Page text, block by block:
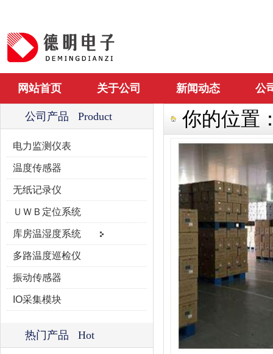
网站首页 关于公司 新闻动态 公
公司产品 Product
电力监测仪表
温度传感器
无纸记录仪
ＵＷＢ定位系统
库房温湿度系统
多路温度巡检仪
振动传感器
IO采集模块
热门产品 Hot
你的位置